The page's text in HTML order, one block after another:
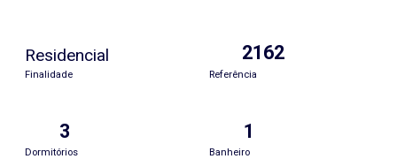
Residencial
Finalidade
2162
Referência
3
Dormitórios
1
Banheiro